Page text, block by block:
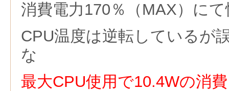
消費電力170％（MAX）に
CPU温度は逆転しているが
な
最大CPU使用で10.4Wの消